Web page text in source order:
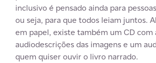
inclusivo é pensado ainda para
ou seja, para que todos leiam juntos.
em papel, existe também um CD com
audiodescrições das imagens e um
quem quiser ouvir o livro narrado.